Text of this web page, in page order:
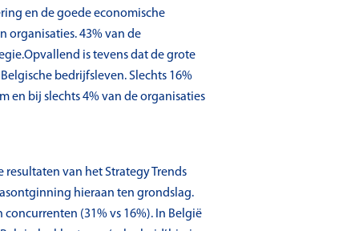
en de goede economische
organisaties. 43% van de
is tevens dat de grote
bedrijfsleven. Slechts 16%
en bij slechts 4% van de organisaties
van het Strategy Trends
hieraan ten grondslag.
(31% vs 16%). In België